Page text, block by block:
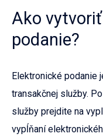
Ako
podanie?
Elektronické podanie
transakčnej služby.
služby prejdite na
vypĺňaní